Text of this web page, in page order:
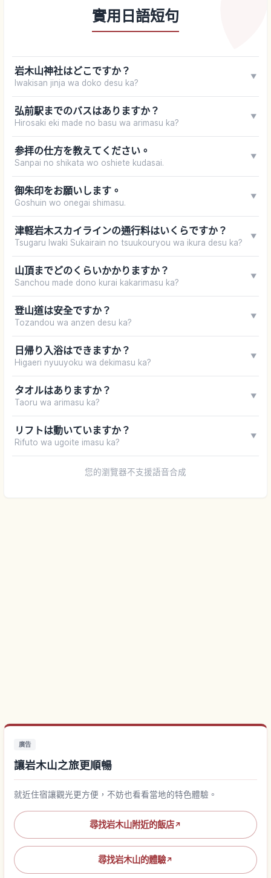
實用日語短句
岩木山神社はどこですか？
Iwakisan jinja wa doko desu ka?
▼
弘前駅までのバスはありますか？
Hirosaki eki made no basu wa arimasu ka?
▼
参拝の仕方を教えてください。
Sanpai no shikata wo oshiete kudasai.
▼
御朱印をお願いします。
Goshuin wo onegai shimasu.
▼
津軽岩木スカイラインの通行料はいくらですか？
Tsugaru Iwaki Sukairain no tsuukouryou wa ikura desu ka?
▼
山頂までどのくらいかかりますか？
Sanchou made dono kurai kakarimasu ka?
▼
登山道は安全ですか？
Tozandou wa anzen desu ka?
▼
日帰り入浴はできますか？
Higaeri nyuuyoku wa dekimasu ka?
▼
タオルはありますか？
Taoru wa arimasu ka?
▼
リフトは動いていますか？
Rifuto wa ugoite imasu ka?
▼
您的瀏覽器不支援語音合成
廣告
讓岩木山之旅更順暢
就近住宿讓觀光更方便，不妨也看看當地的特色體驗。
尋找岩木山附近的飯店↗
尋找岩木山的體驗↗